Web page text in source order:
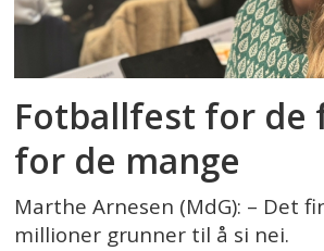
Fotballfest for de
for de mange
Marthe Arnesen (MdG): – Det
millioner grunner til å si nei.